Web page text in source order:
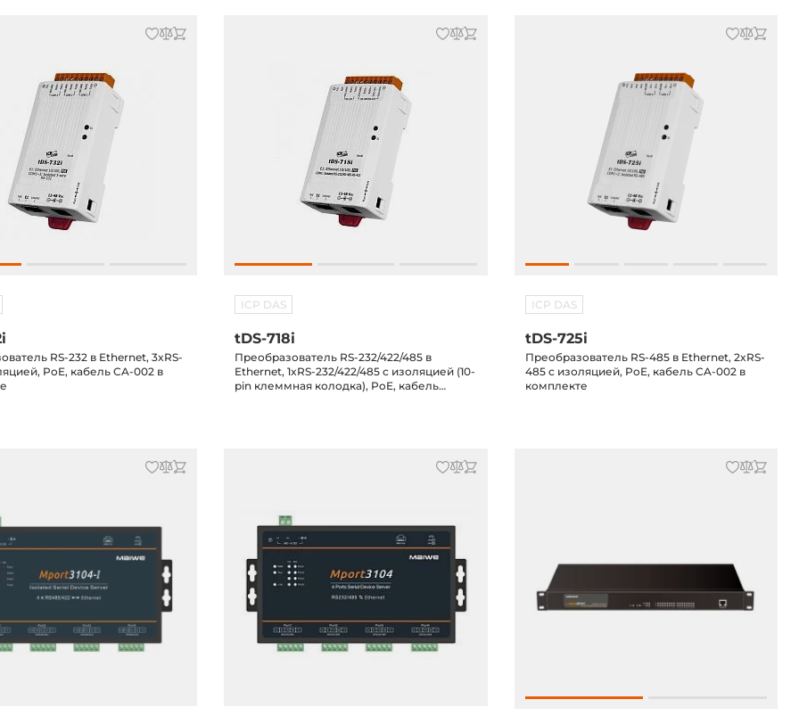
RS-232 в Ethernet, 3xRS-
PoE, кабель CA-002 в
ICP DAS
tDS-718i
Преобразователь RS-232/422/485 в
Ethernet, 1xRS-232/422/485 с изоляцией (10-
pin клеммная колодка), PoE, кабель
ICP DAS
tDS-725i
Преобразователь RS-485 в Ethernet, 2xRS-
485 с изоляцией, PoE, кабель CA-002 в
комплекте